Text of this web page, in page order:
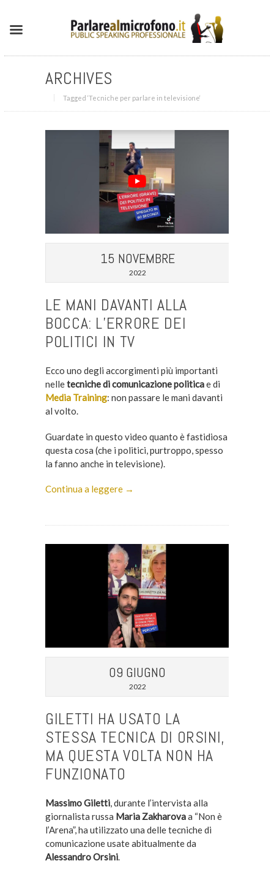
ARCHIVES
Tagged ‘Tecniche per parlare in televisione‘
15 NOVEMBRE
2022
LE MANI DAVANTI ALLA
BOCCA: L’ERRORE DEI
POLITICI IN TV
Ecco uno degli accorgimenti più importanti
nelletecniche di comunicazione politicae di
Media Training: non passare le mani davanti
al volto.
Guardate in questo video quanto è fastidiosa
questa cosa (che i politici, purtroppo, spesso
la fanno anche in televisione).
Continua a leggere →
09 GIUGNO
2022
GILETTI HA USATO LA
STESSA TECNICA DI ORSINI,
MA QUESTA VOLTA NON HA
FUNZIONATO
Massimo Giletti, durante l’intervista alla
giornalista russa Maria Zakharovaa “Non è
l’Arena”, ha utilizzato una delle tecniche di
comunicazione usate abitualmente da
Alessandro Orsini.